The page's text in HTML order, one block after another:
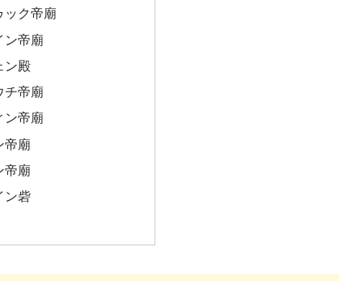
ック帝廟
ン帝廟
ン殿
チ帝廟
ン帝廟
帝廟
帝廟
ン砦